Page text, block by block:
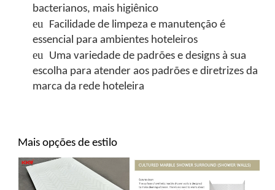
bacterianos, mais higiênico
eu
Facilidade de limpeza e manutenção é
essencial para ambientes hoteleiros
eu
Uma variedade de padrões e designs à sua
escolha para atender aos padrões e diretrizes da
marca da rede hoteleira
Mais opções de estilo